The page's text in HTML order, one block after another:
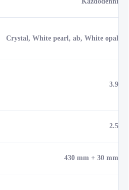
Crystal, White pearl, ab, White opal
3.9
2.5
430 mm + 30 mm